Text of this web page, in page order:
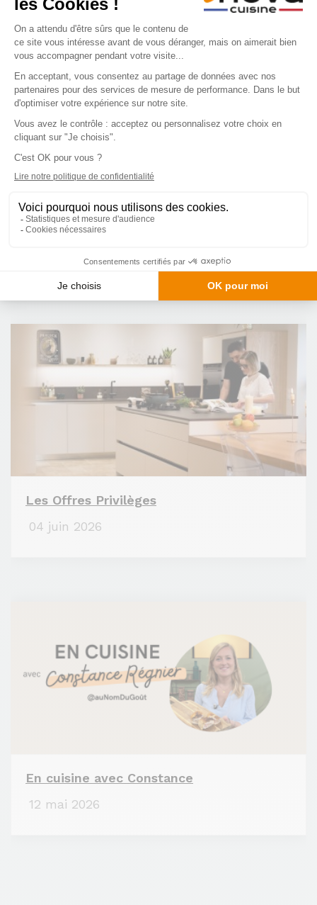
Inova Cuisine Carpentras : la formation
avant l’ouverture
Les Offres Privilèges
04 juin 2026
En cuisine avec Constance
12 mai 2026